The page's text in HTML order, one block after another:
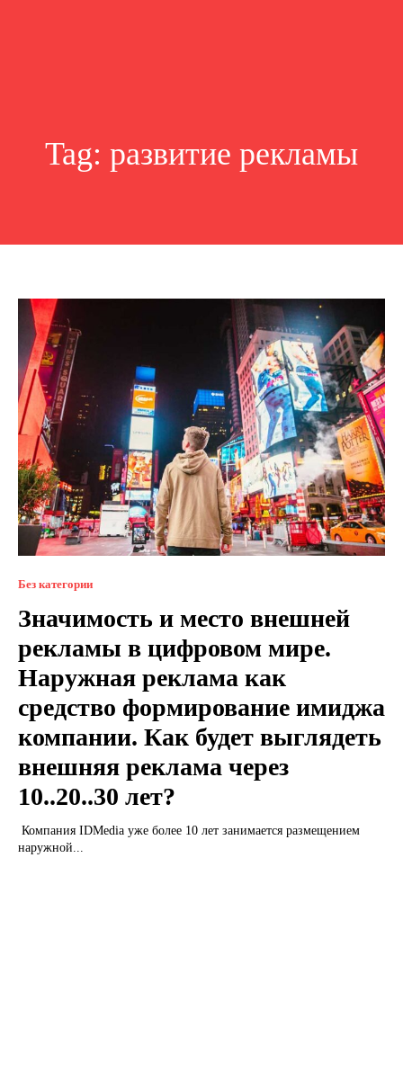
Tag: развитие рекламы
Без категории
Значимость и место внешней
рекламы в цифровом мире.
Наружная реклама как
средство формирование имиджа
компании. Как будет выглядеть
внешняя реклама через
10..20..30 лет?
Компания IDMedia уже более 10 лет занимается размещением
наружной...